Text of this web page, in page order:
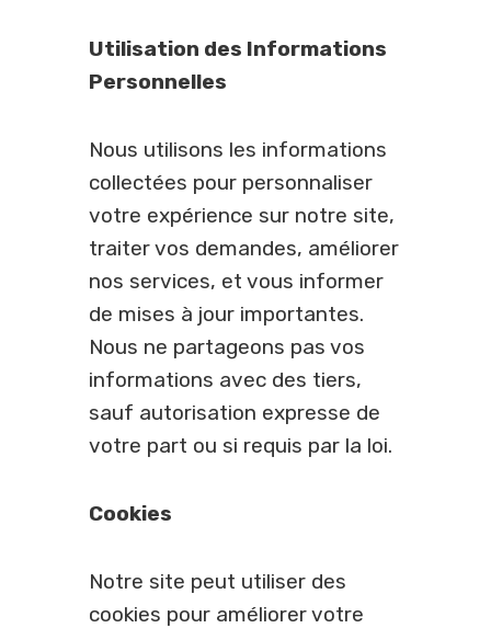
Utilisation des Informations
Personnelles
Nous utilisons les informations
collectées pour personnaliser
votre expérience sur notre site,
traiter vos demandes, améliorer
nos services, et vous informer
de mises à jour importantes.
Nous ne partageons pas vos
informations avec des tiers,
sauf autorisation expresse de
votre part ou si requis par la loi.
Cookies
Notre site peut utiliser des
cookies pour améliorer votre